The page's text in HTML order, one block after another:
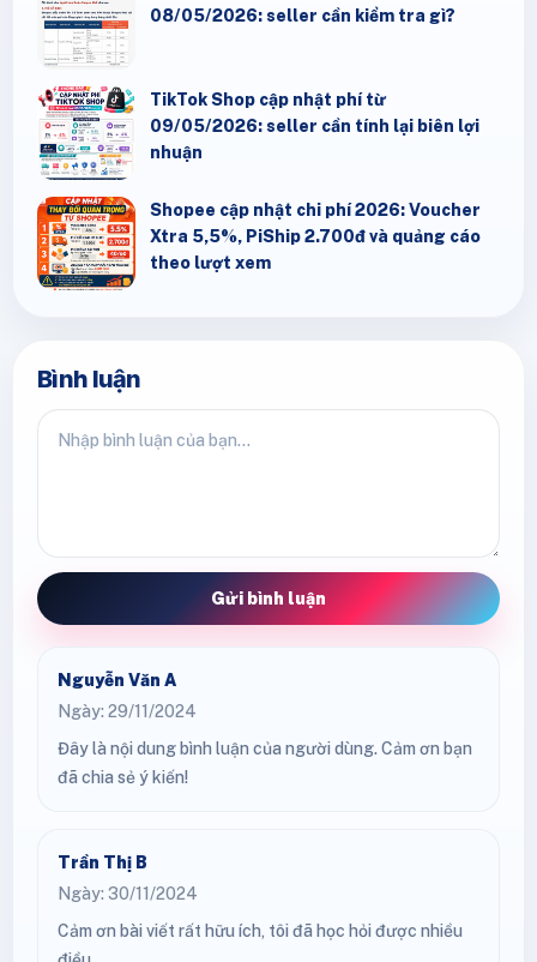
08/05/2026: seller cần kiểm tra gì?
TikTok Shop cập nhật phí từ
09/05/2026: seller cần tính lại biên lợi
nhuận
Shopee cập nhật chi phí 2026: Voucher
Xtra 5,5%, PiShip 2.700đ và quảng cáo
theo lượt xem
Bình luận
Gửi bình luận
Nguyễn Văn A
Ngày: 29/11/2024
Đây là nội dung bình luận của người dùng. Cảm ơn bạn
đã chia sẻ ý kiến!
Trần Thị B
Ngày: 30/11/2024
Cảm ơn bài viết rất hữu ích, tôi đã học hỏi được nhiều